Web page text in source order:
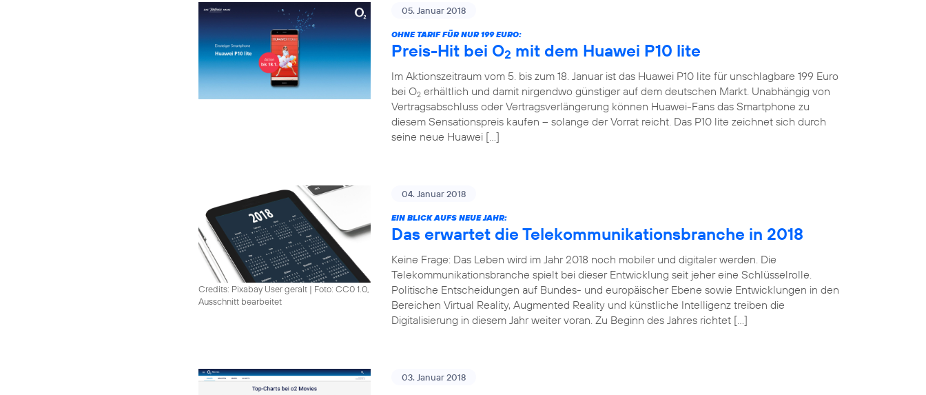
05. Januar 2018
OHNE TARIF FÜR NUR 199 EURO:
Preis-Hit bei O2 mit dem Huawei P10 lite
Im Aktionszeitraum vom 5. bis zum 18. Januar ist das Huawei P10 lite für unschlagbare 199 Euro
bei O2 erhältlich und damit nirgendwo günstiger auf dem deutschen Markt. Unabhängig von
Vertragsabschluss oder Vertragsverlängerung können Huawei-Fans das Smartphone zu
diesem Sensationspreis kaufen – solange der Vorrat reicht. Das P10 lite zeichnet sich durch
seine neue Huawei […]
Credits: Pixabay User geralt | Foto: CC0 1.0,
Ausschnitt bearbeitet
04. Januar 2018
EIN BLICK AUFS NEUE JAHR:
Das erwartet die Telekommunikationsbranche in 2018
Keine Frage: Das Leben wird im Jahr 2018 noch mobiler und digitaler werden. Die
Telekommunikationsbranche spielt bei dieser Entwicklung seit jeher eine Schlüsselrolle.
Politische Entscheidungen auf Bundes- und europäischer Ebene sowie Entwicklungen in den
Bereichen Virtual Reality, Augmented Reality und künstliche Intelligenz treiben die
Digitalisierung in diesem Jahr weiter voran. Zu Beginn des Jahres richtet […]
03. Januar 2018